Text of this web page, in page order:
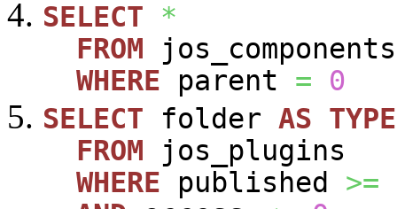
SELECT
*
FROM jos_components
WHERE parent =
0
SELECT folder AS TYPE
FROM jos_plugins
WHERE published >=